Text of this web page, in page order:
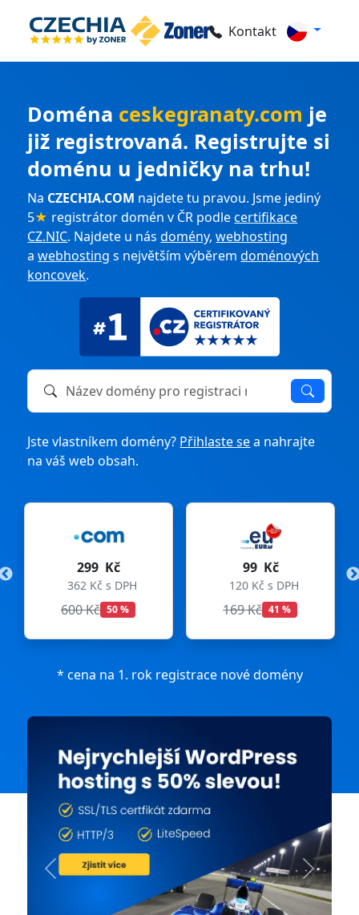
Kontakt
Doména ceskegranaty.com je
již registrovaná. Registrujte si
doménu u jedničky na trhu!
Na CZECHIA.COM najdete tu pravou. Jsme jediný
5★ registrátor domén v ČR podlecertifikace
CZ.NIC. Najdete u násdomény,webhosting
awebhosting s největším výběremdoménových
koncovek.
Název domény k registraci nebo převodu
Jste vlastníkem domény? Přihlaste sea nahrajte
na váš web obsah.
299 Kč
362 Kč s DPH
600 Kč 50 %
99 Kč
120 Kč s DPH
169 Kč 41 %
* cena na 1. rok registrace nové domény
Previous Next